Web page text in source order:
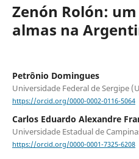
Zenón Rolón:
almas na
Petrônio Domingues
Universidade Federal de Sergipe
https://orcid.org/0000-0002-0116-5064
Carlos Eduardo Alexandre
Universidade Estadual de
https://orcid.org/0000-0001-7325-6208